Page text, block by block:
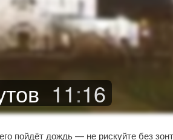
11:16
пойдёт дождь — не рискуйте без